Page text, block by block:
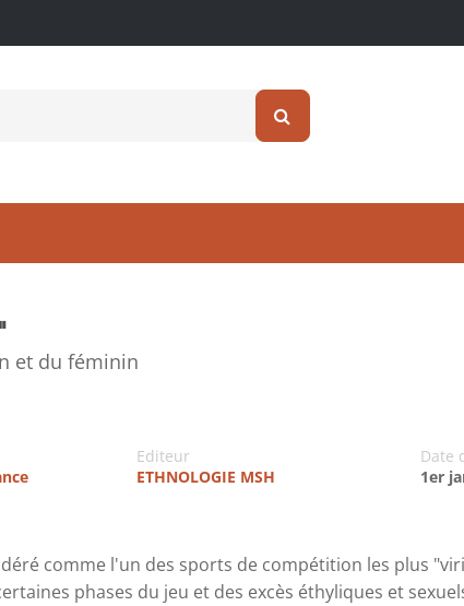
et du féminin
Editeur
ETHNOLOGIE MSH
Date
1er
comme l'un des sports de compétition les plus
phases du jeu et des excès éthyliques et